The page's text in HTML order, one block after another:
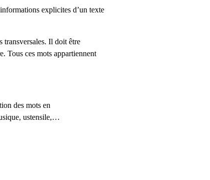
explicites d’un texte
transversales. Il doit être
Tous ces mots appartiennent
des mots en
ustensile,…